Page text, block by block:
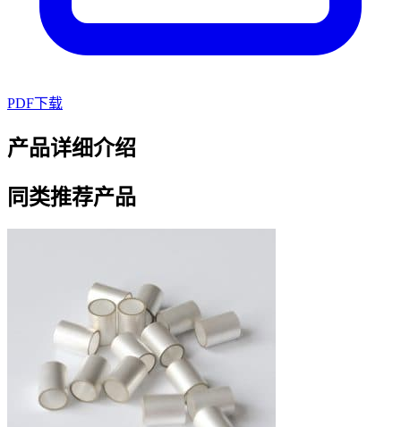
PDF下载
产品详细介绍
同类推荐产品